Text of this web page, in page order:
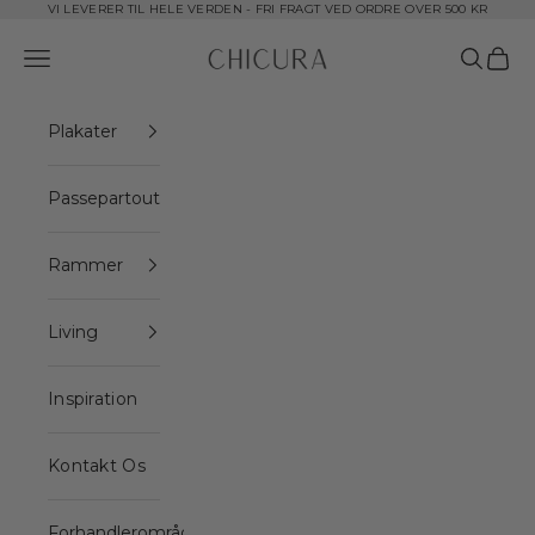
Spring til indhold
VI LEVERER TIL HELE VERDEN - FRI FRAGT VED ORDRE OVER 500 KR
ChiCura Copenhagen DK
Åbn navigationsmenu ÅbnÅbn
Plakater
Passepartout
Rammer
Living
Inspiration
Kontakt Os